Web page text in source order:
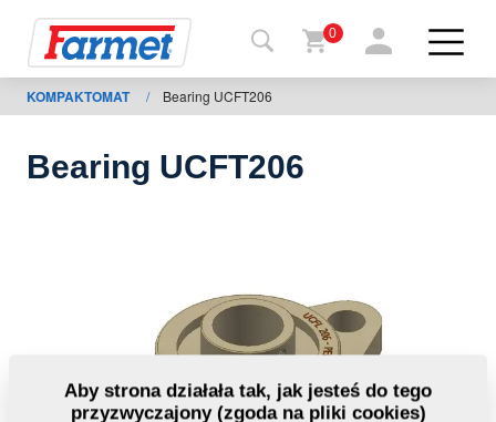
Powrót
do
pobrania
0
KOMPAKTOMAT / Bearing UCFT206
Bearing UCFT206
Aby strona działała tak, jak jesteś do tego
przyzwyczajony (zgoda na pliki cookies)